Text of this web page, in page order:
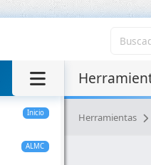
Inicio
ALMC
Herramientas